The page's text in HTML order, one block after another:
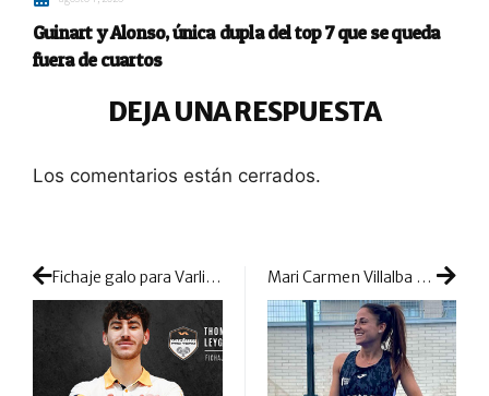
Guinart y Alonso, única dupla del top 7 que se queda
fuera de cuartos
DEJA UNA RESPUESTA
Los comentarios están cerrados.
Fichaje galo para Varlion: talento, juventud y ambición de nº1 con Thomas Leygue Mari Carmen Villalba ficha por Joma de cara a los próximos tres años